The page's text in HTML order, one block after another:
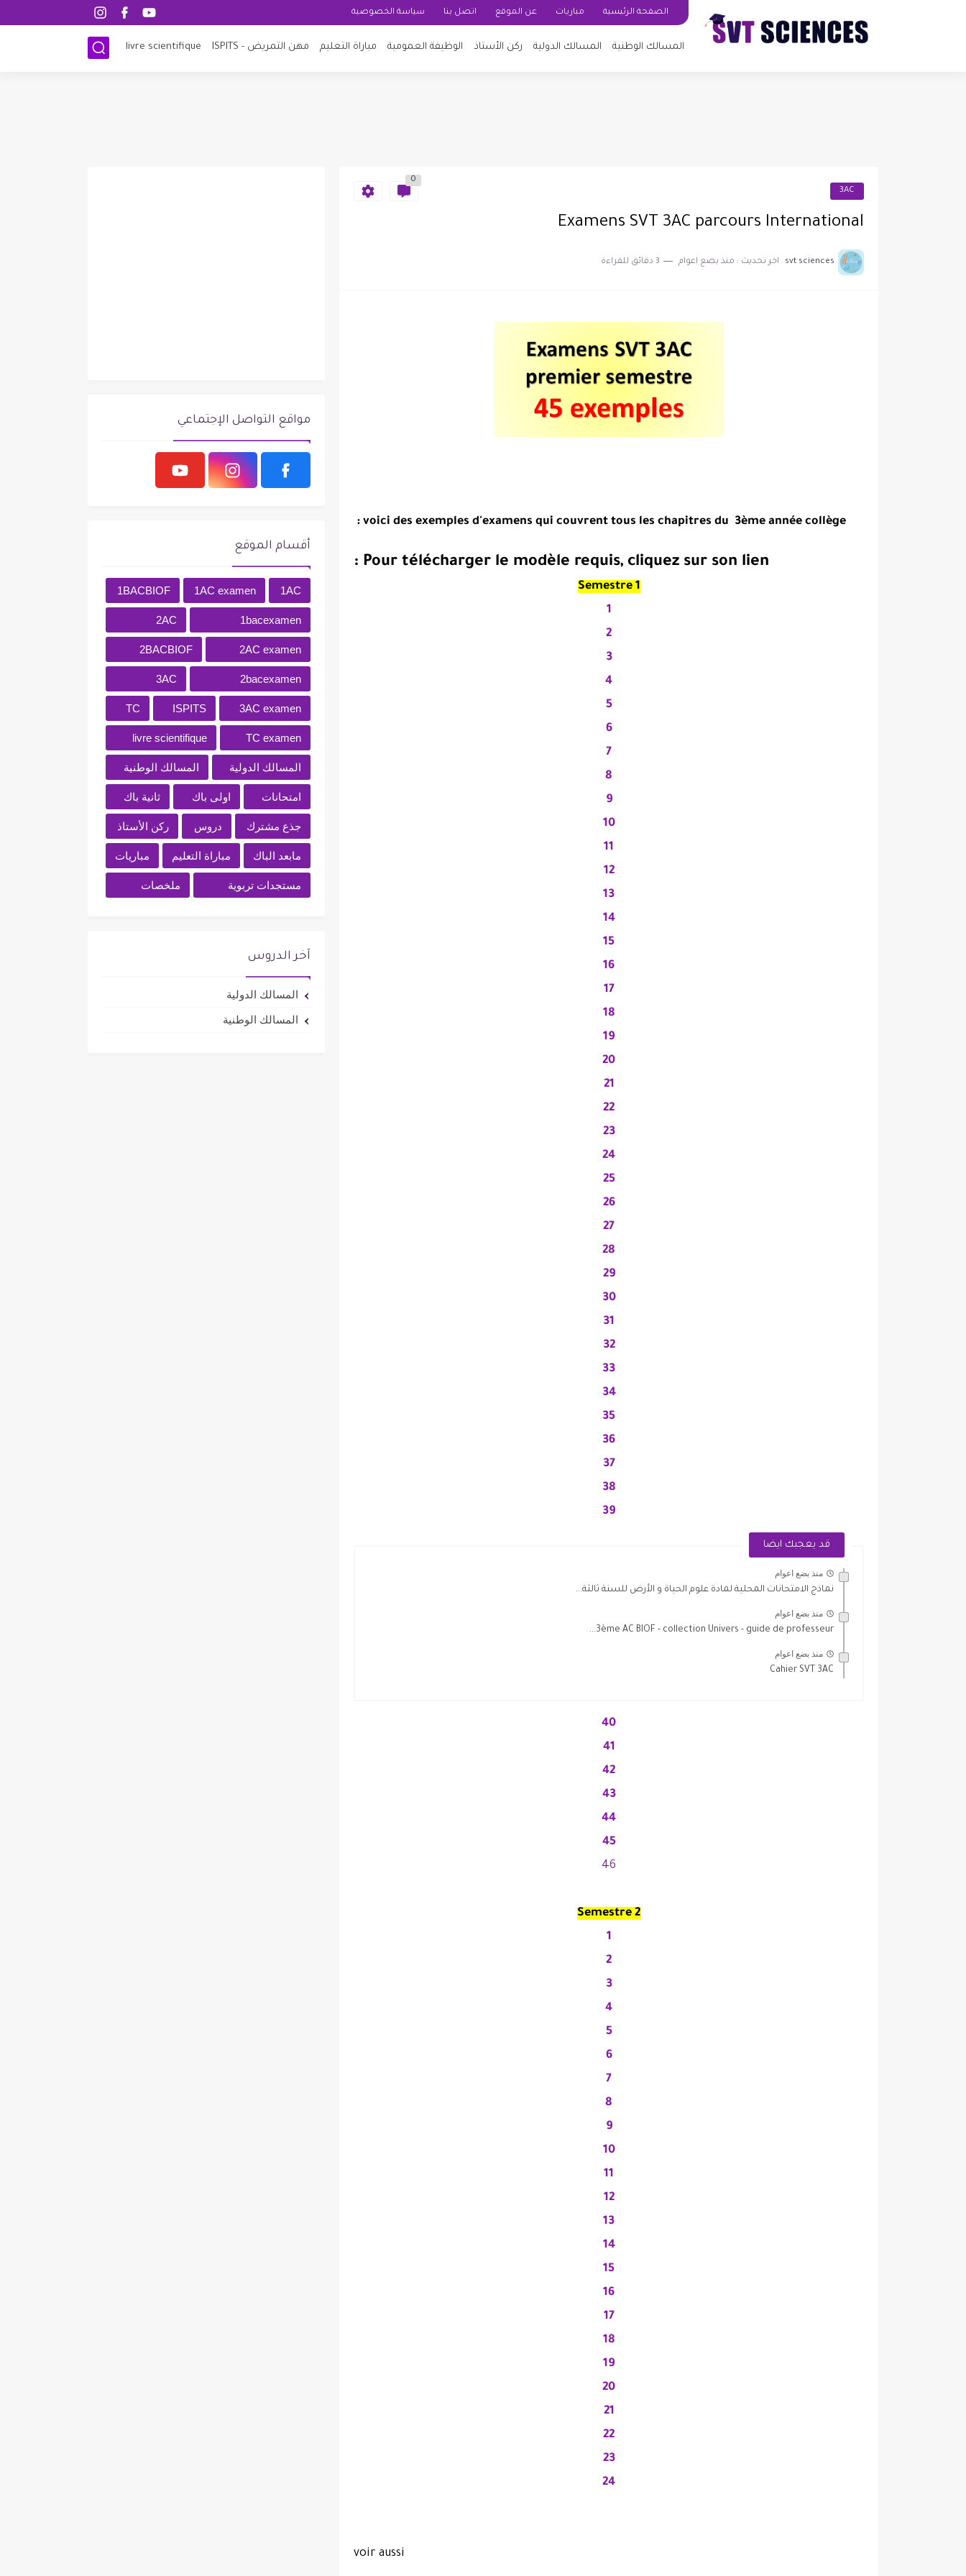
الصفحة الرئيسية مباريات عن الموقع اتصل بنا سياسة الخصوصية
المسالك الوطنية المسالك الدولية ركن الأستاذ الوظيفة العمومية مباراة التعليم مهن التمريض - ISPITS livre scientifique
3AC
0
Examens SVT 3AC parcours International
svt sciences اخر تحديث : منذ بضع اعوام 3 دقائق للقراءة
voici des exemples d'examens qui couvrent tous les chapitres du 3ème année collège :
Pour télécharger le modèle requis, cliquez sur son lien :
Semestre 1
1
2
3
4
5
6
7
8
9
10
11
12
13
14
15
16
17
18
19
20
21
22
23
24
25
26
27
28
29
30
31
32
33
34
35
36
37
38
39
قد يعجبك ايضا
منذ بضع اعوام
نماذج الامتحانات المحلية لمادة علوم الحياة و الأرض للسنة ثالثة...
منذ بضع اعوام
3ème AC BIOF - collection Univers - guide de professeur...
منذ بضع اعوام
Cahier SVT 3AC
40
41
42
43
44
45
46
Semestre 2
1
2
3
4
5
6
7
8
9
10
11
12
13
14
15
16
17
18
19
20
21
22
23
24
voir aussi
مواقع التواصل الإجتماعي
أقسام الموقع
1AC
1AC examen
1BACBIOF
1bacexamen
2AC
2AC examen
2BACBIOF
2bacexamen
3AC
3AC examen
ISPITS
TC
TC examen
livre scientifique
المسالك الدولية المسالك الوطنية
امتحانات اولى باك ثانية باك
جذع مشترك دروس ركن الأستاذ
مابعد الباك مباراة التعليم مباريات
مستجدات تربوية ملخصات
آخر الدروس
المسالك الدولية
المسالك الوطنية